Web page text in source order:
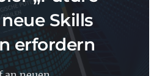
Skills
erfordern